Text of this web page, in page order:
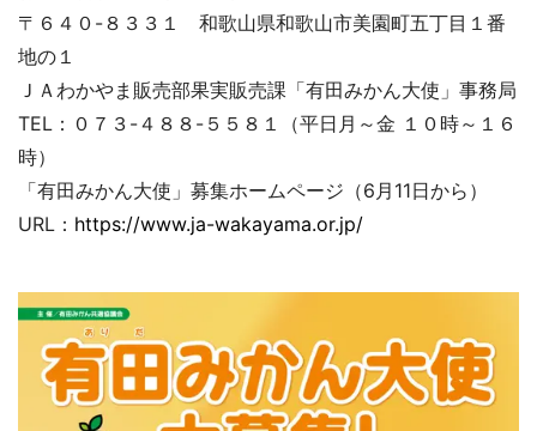
〒６４０-８３３１ 和歌山県和歌山市美園町五丁目１番
地の１
ＪＡわかやま販売部果実販売課「有田みかん大使」事務局
TEL：０７３-４８８-５５８１（平日月～金 １０時～１６
時）
「有田みかん大使」募集ホームページ（6月11日から）
URL： https://www.ja-wakayama.or.jp/